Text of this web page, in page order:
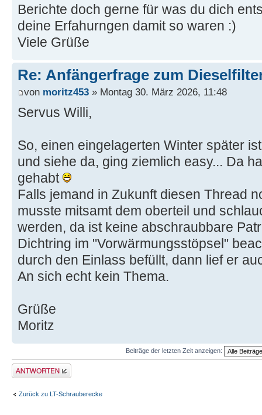
Berichte doch gerne für was du dich
deine Erfahurngen damit so waren :)
Viele Grüße
Re: Anfängerfrage zum
von moritz453 » Montag 30. März 2026, 11:48
Servus Willi,
So, einen eingelagerten Winter später
und siehe da, ging ziemlich easy... Da
gehabt
Falls jemand in Zukunft diesen Thread
musste mitsamt dem oberteil und
werden, da ist keine abschraubbare
Dichtring im "Vorwärmungsstöpsel"
durch den Einlass befüllt, dann lief er
An sich echt kein Thema.
Grüße
Moritz
Beiträge der letzten Zeit anzeigen:
Antwort erstellen
Zurück zu LT-Schrauberecke